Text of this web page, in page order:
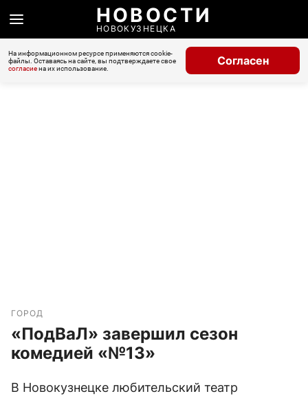
НОВОСТИ
НОВОКУЗНЕЦКА
На информационном ресурсе применяются cookie-
файлы. Оставаясь на сайте, вы подтверждаете свое
согласиена их использование.
Согласен
ГОРОД
«ПодВаЛ» завершил сезон
комедией «№13»
В Новокузнецке любительский театр